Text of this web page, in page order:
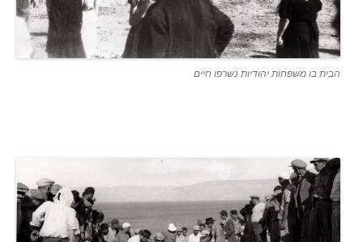
הבית בו משפחות יהודיות נשרפו חיים